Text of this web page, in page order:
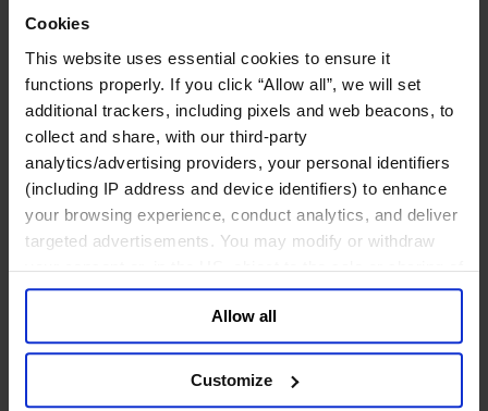
Cookies
This website uses essential cookies to ensure it
functions properly. If you click “Allow all”, we will set
additional trackers, including pixels and web beacons, to
collect and share, with our third-party
analytics/advertising providers, your personal identifiers
(including IP address and device identifiers) to enhance
your browsing experience, conduct analytics, and deliver
targeted advertisements. You may modify or withdraw
your consent or, in the US, object to the sale or sharing of
your data for targeted advertising, by clicking “Do Not
Sell or Share My Personal Information” in the footer of
the website. You must opt-out of each device and each
browser. For additional information and retention terms
Allow all
Customize
机械与工业技术
汽车与交通设备
能源业
金属与矿业
金融服务业
主权财富基金
保险业
投资银行、企业银行与金融市场
数字化资产、加密货币与Web 3行业
财富管理